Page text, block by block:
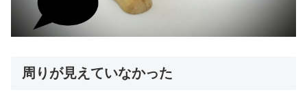
周りが見えていなかった